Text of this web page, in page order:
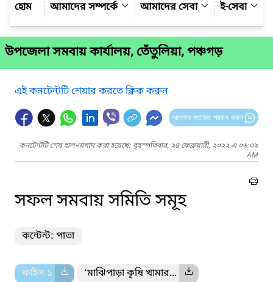
আমাদের সম্পর্কে
আমাদের সেবা ই-সেবা
উপ‌জেলা সমবায় কার্যালয়, তেঁতুলিয়া, পঞ্চগড়
এই কনটেন্টটি শেয়ার করতে ক্লিক করুন
আপনার মতামত প্রদান করুন
কনটেন্টটি শেষ হাল-নাগাদ করা হয়েছে: বৃহস্পতিবার, ২৪ ফেব্রুয়ারী, ২০২২ এ ০৬:৩২
AM
সফল সমবায় সমিতি সমূহ
কন্টেন্ট: পাতা
ফাইল ১ ‘মাঝিপাড়া কৃষি খামার...